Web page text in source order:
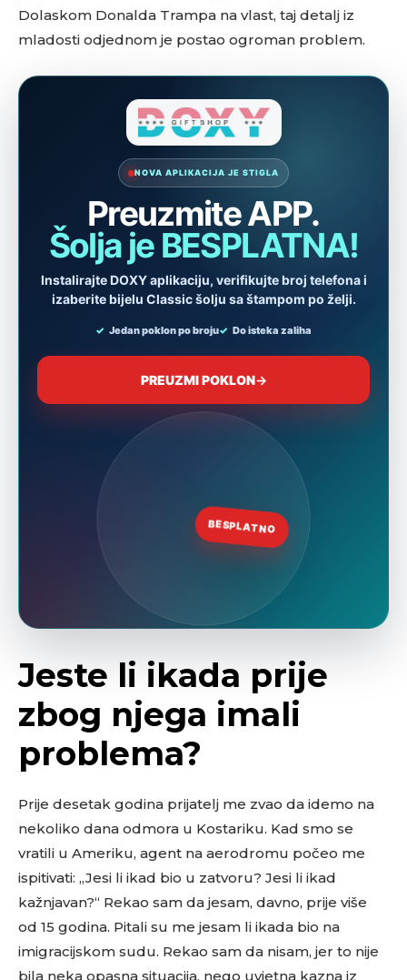
Dolaskom Donalda Trampa na vlast, taj detalj iz
mladosti odjednom je postao ogroman problem.
Jeste li ikada prije
zbog njega imali
problema?
Prije desetak godina prijatelj me zvao da idemo na
nekoliko dana odmora u Kostariku. Kad smo se
vratili u Ameriku, agent na aerodromu počeo me
ispitivati: „Jesi li ikad bio u zatvoru? Jesi li ikad
kažnjavan?“ Rekao sam da jesam, davno, prije više
od 15 godina. Pitali su me jesam li ikada bio na
imigracijskom sudu. Rekao sam da nisam, jer to nije
bila neka opasna situacija, nego uvjetna kazna iz